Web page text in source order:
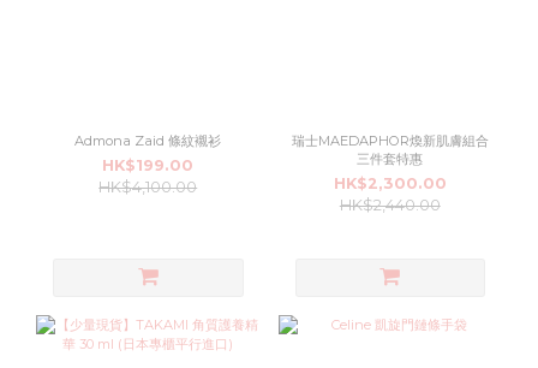
Admona Zaid 條紋襯衫
HK$199.00
HK$4,100.00
瑞士MAEDAPHOR煥新肌膚組合
三件套特惠
HK$2,300.00
HK$2,440.00